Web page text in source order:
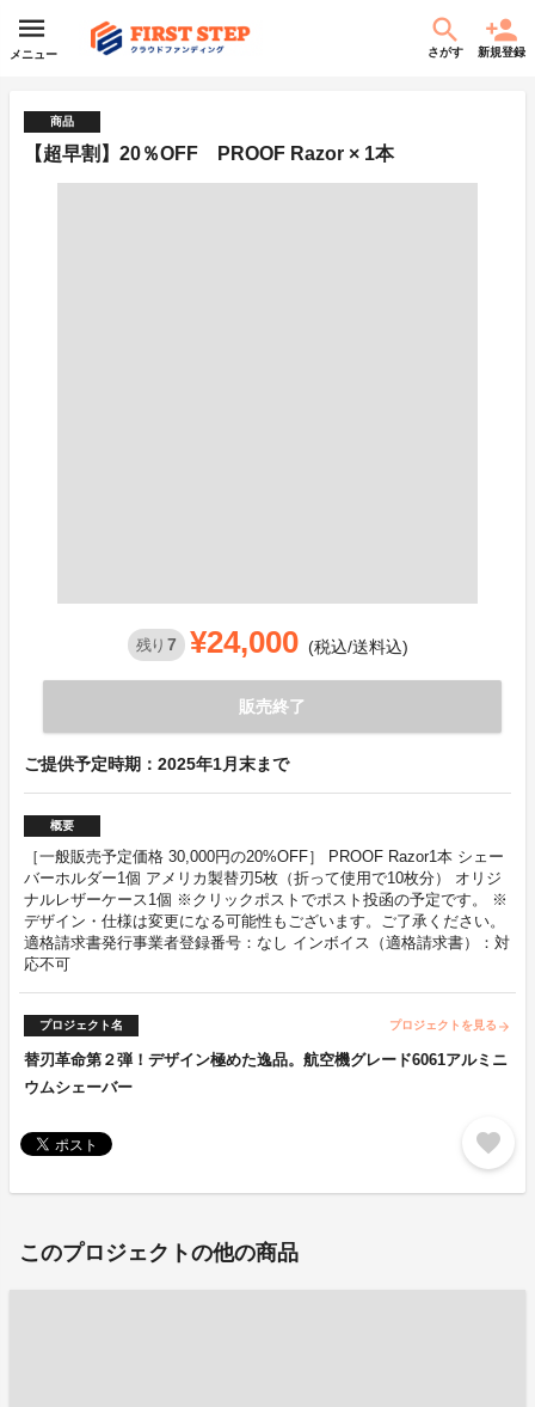
メニュー さがす 新規登録
商品
【超早割】20％OFF PROOF Razor × 1本
残り 7 ¥24,000 (税込/送料込)
販売終了
ご提供予定時期：2025年1月末まで
概要
［一般販売予定価格 30,000円の20%OFF］ PROOF Razor1本 シェー
バーホルダー1個 アメリカ製替刃5枚（折って使用で10枚分） オリジ
ナルレザーケース1個 ※クリックポストでポスト投函の予定です。 ※
デザイン・仕様は変更になる可能性もございます。ご了承ください。
適格請求書発行事業者登録番号：なし インボイス（適格請求書）：対
応不可
プロジェクト名 プロジェクトを見る arrow_forward
替刃革命第２弾！デザイン極めた逸品。航空機グレード6061アルミニ
ウムシェーバー
favorite
このプロジェクトの他の商品